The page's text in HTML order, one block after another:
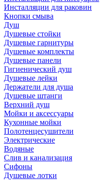
Инсталляции для раковин
Кнопки смыва
Душ
Душевые стойки
Душевые гарнитуры
Душевые комплекты
Душевые панели
Гигиенический душ
Душевые лейки
Держатели для душа
Душевые штанги
Верхний душ
Мойки и аксессуары
Кухонные мойки
Полотенцесушители
Электрические
Водяные
Слив и канализация
Сифоны
Душевые лотки